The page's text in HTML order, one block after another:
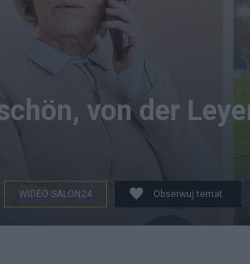
von der
WIDEO SALON24 Obserwuj temat